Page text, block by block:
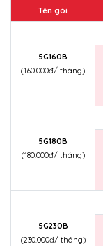
Tên gói
5G160B
(160.000đ/ tháng)
5G180B
(180.000đ/ tháng)
5G230B
(230.000đ/ tháng)